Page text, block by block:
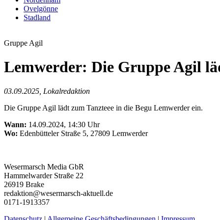
Ovelgönne
Stadland
Gruppe Agil
Lemwerder: Die Gruppe Agil
03.09.2025, Lokalredaktion
Die Gruppe Agil lädt zum Tanzteee in die Begu Lemwerder ein.
Wann: 14.09.2024, 14:30 Uhr
Wo: Edenbütteler Straße 5, 27809 Lemwerder
Wesermarsch Media GbR
Hammelwarder Straße 22
26919 Brake
redaktion@wesermarsch-aktuell.de
0171-1913357